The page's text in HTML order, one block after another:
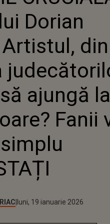
NOU, ÎN
VOR FI
Dorian
ajungă la
Fanii
Publicat:
luni, 19 ianuarie 2026